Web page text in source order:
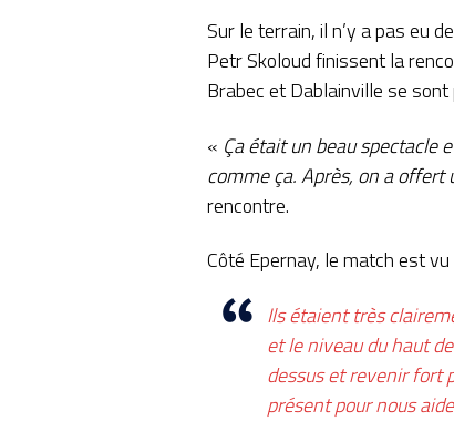
Sur le terrain, il n’y a pas eu
Petr Skoloud finissent la
Brabec et Dablainville se
« Ça était un beau spectacle
comme ça. Après, on a offert
rencontre.
Côté Epernay, le match est
Ils étaient très
et le niveau du haut
dessus et revenir fort
présent pour nous